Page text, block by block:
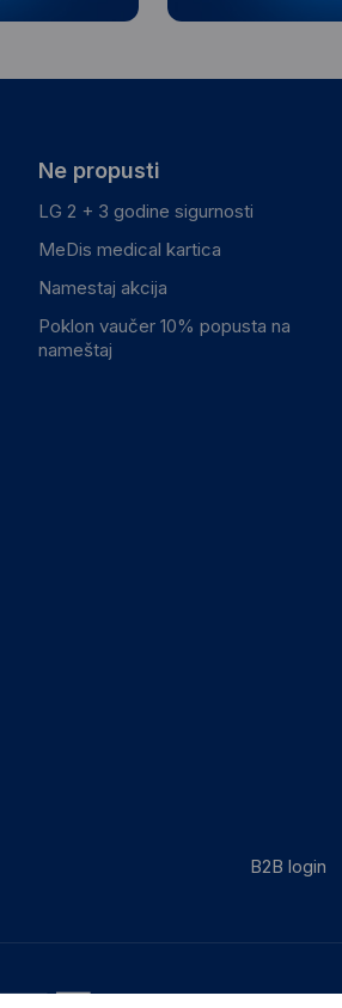
Ne propusti
LG 2 + 3 godine sigurnosti
MeDis medical kartica
Namestaj akcija
Poklon vaučer 10% popusta na
nameštaj
B2B login